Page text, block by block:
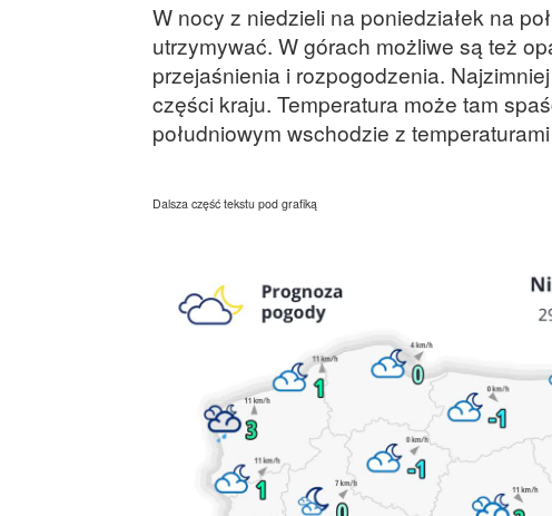
W nocy z niedzieli na poniedziałek na
utrzymywać. W górach możliwe są też
przejaśnienia i rozpogodzenia.
części kraju. Temperatura może tam
południowym wschodzie z
Dalsza część tekstu pod grafiką